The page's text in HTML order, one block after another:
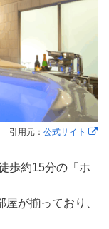
引用元： 公式サイト
歩約15分の「ホ
が揃っており、